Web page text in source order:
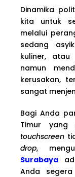
Dinamika
kita untuk
melalui
sedang
kuliner,
namun
kerusakan,
sangat
Bagi Anda
Timur yang
touchscreen
drop,
Surabaya
Anda